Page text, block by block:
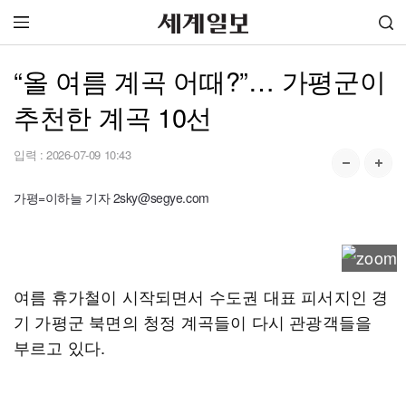
“올 여름 계곡 어때?”… 가평군이
추천한 계곡 10선
입력 : 2026-07-09 10:43
가평=이하늘 기자 2sky@segye.com
여름 휴가철이 시작되면서 수도권 대표 피서지인 경
기 가평군 북면의 청정 계곡들이 다시 관광객들을
부르고 있다.